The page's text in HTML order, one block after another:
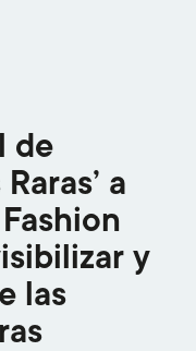
de
a
y
las